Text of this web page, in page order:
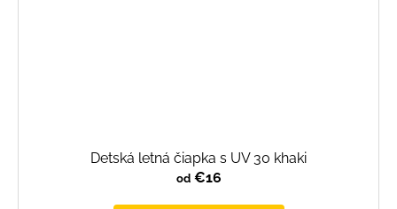
Detská letná čiapka s UV 30 khaki
od€16